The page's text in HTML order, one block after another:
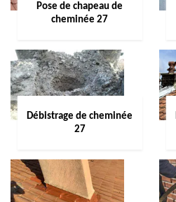
Pose de chapeau de
cheminée 27
Débistrage de cheminée
27